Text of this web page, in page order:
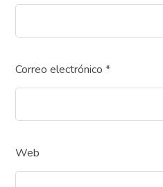
Correo electrónico*
Web